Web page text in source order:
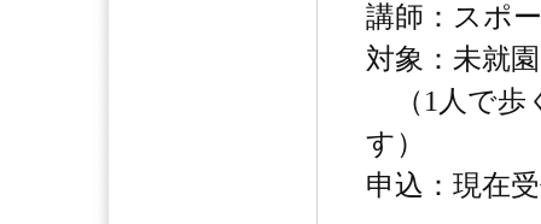
講師：スポ
対象：未就
（1人で歩
す）
申込：現在